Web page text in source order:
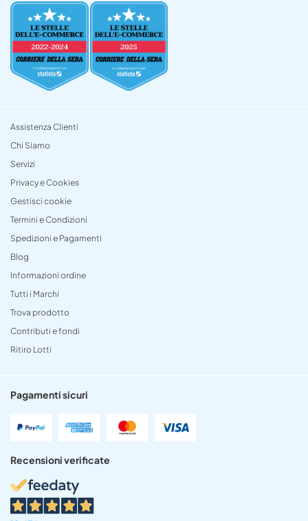
Assistenza Clienti
Chi Siamo
Servizi
Privacy e Cookies
Gestisci cookie
Termini e Condizioni
Spedizioni e Pagamenti
Blog
Informazioni ordine
Tutti i Marchi
Trova prodotto
Contributi e fondi
Ritiro Lotti
Pagamenti sicuri
Recensioni verificate